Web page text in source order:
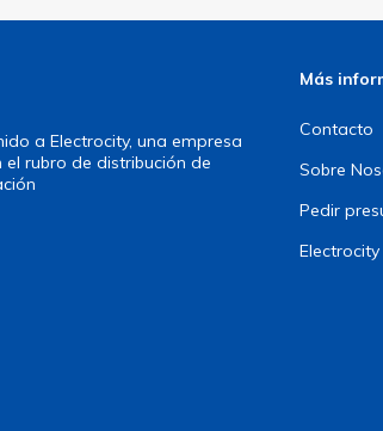
a Electrocity, una empresa
rubro de distribución de
Más
Contacto
Sobre
Pedir